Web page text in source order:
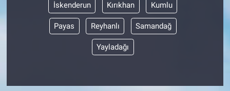
İskenderun Kırıkhan Kumlu
Payas Reyhanlı Samandağ
Yayladağı